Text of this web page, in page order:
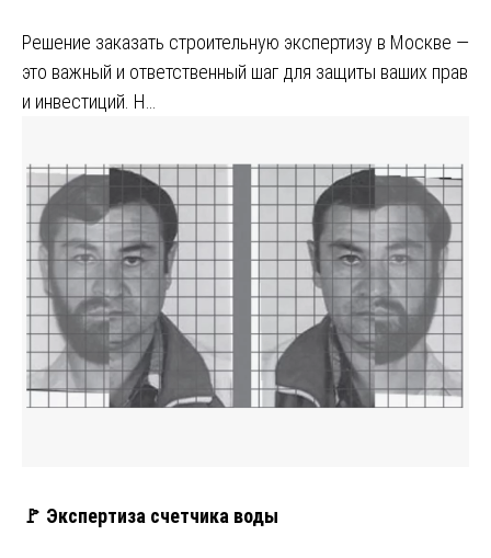
Решение заказать строительную экспертизу в Москве —
это важный и ответственный шаг для защиты ваших прав
и инвестиций. Н…
🚩 Экспертиза счетчика воды